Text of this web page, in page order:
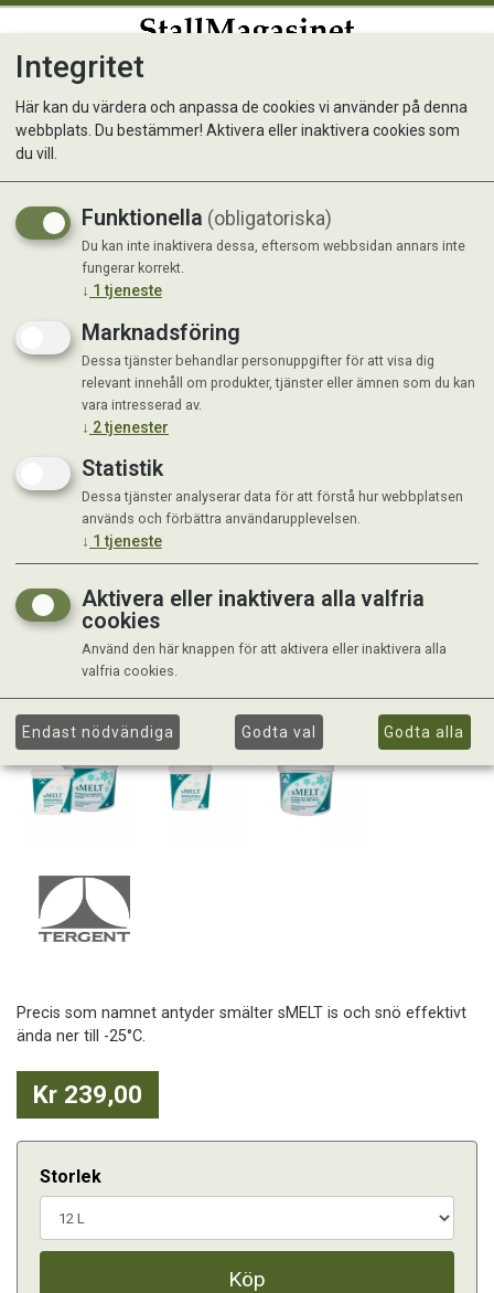
Tösalt Smelt
Smälter is och snö ner till -25°C
Precis som namnet antyder smälter sMELT is och snö effektivt
ända ner till -25°C.
Kr 239,00
Storlek
Köp
Integritet
Här kan du värdera och anpassa de cookies vi använder på denna
webbplats. Du bestämmer! Aktivera eller inaktivera cookies som
du vill.
Funktionella (obligatoriska)
Du kan inte inaktivera dessa, eftersom webbsidan annars inte
fungerar korrekt.
↓ 1 tjeneste
Marknadsföring
Dessa tjänster behandlar personuppgifter för att visa dig
relevant innehåll om produkter, tjänster eller ämnen som du kan
vara intresserad av.
↓ 2tjenester
Statistik
Dessa tjänster analyserar data för att förstå hur webbplatsen
används och förbättra användarupplevelsen.
↓ 1 tjeneste
Aktivera eller inaktivera alla valfria
cookies
Använd den här knappen för att aktivera eller inaktivera alla
valfria cookies.
Endast nödvändiga Godta val Godta alla